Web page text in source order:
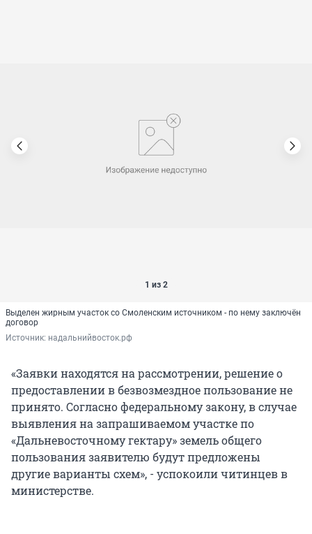
1 из 2
Выделен жирным участок со Смоленским источником - по нему заключён
договор
Источник: надальнийвосток.рф
«Заявки находятся на рассмотрении, решение о
предоставлении в безвозмездное пользование не
принято. Согласно федеральному закону, в случае
выявления на запрашиваемом участке по
«Дальневосточному гектару» земель общего
пользования заявителю будут предложены
другие варианты схем», - успокоили читинцев в
министерстве.